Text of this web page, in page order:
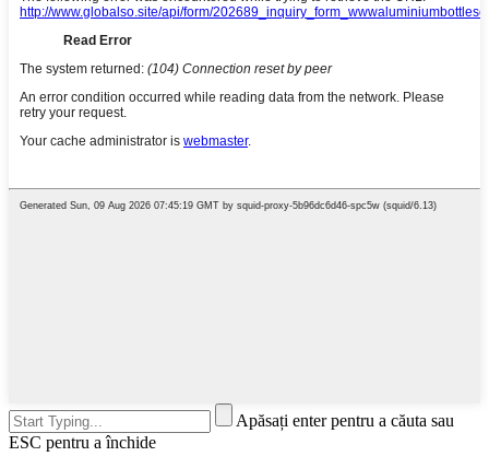
Apăsați enter pentru a căuta sau
ESC pentru a închide